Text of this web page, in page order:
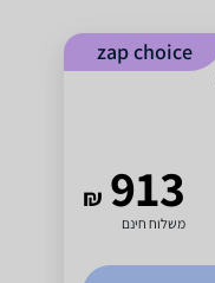
zap choice
₪ 913
משלוח חינם